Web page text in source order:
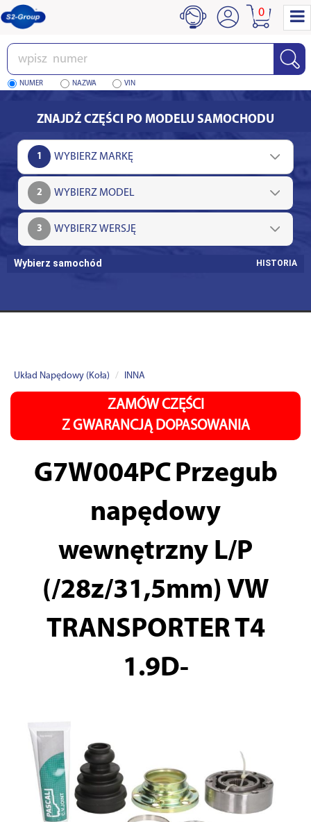
Wpisz
numer
NUMER NAZWA VIN
0
ZNAJDŹ CZĘŚCI PO MODELU SAMOCHODU
1
2
3
Wybierz samochód HISTORIA
Układ Napędowy (Koła) INNA
ZAMÓW CZĘŚCI
Z GWARANCJĄ DOPASOWANIA
G7W004PC Przegub
napędowy
wewnętrzny L/P
(/28z/31,5mm) VW
TRANSPORTER T4
1.9D-